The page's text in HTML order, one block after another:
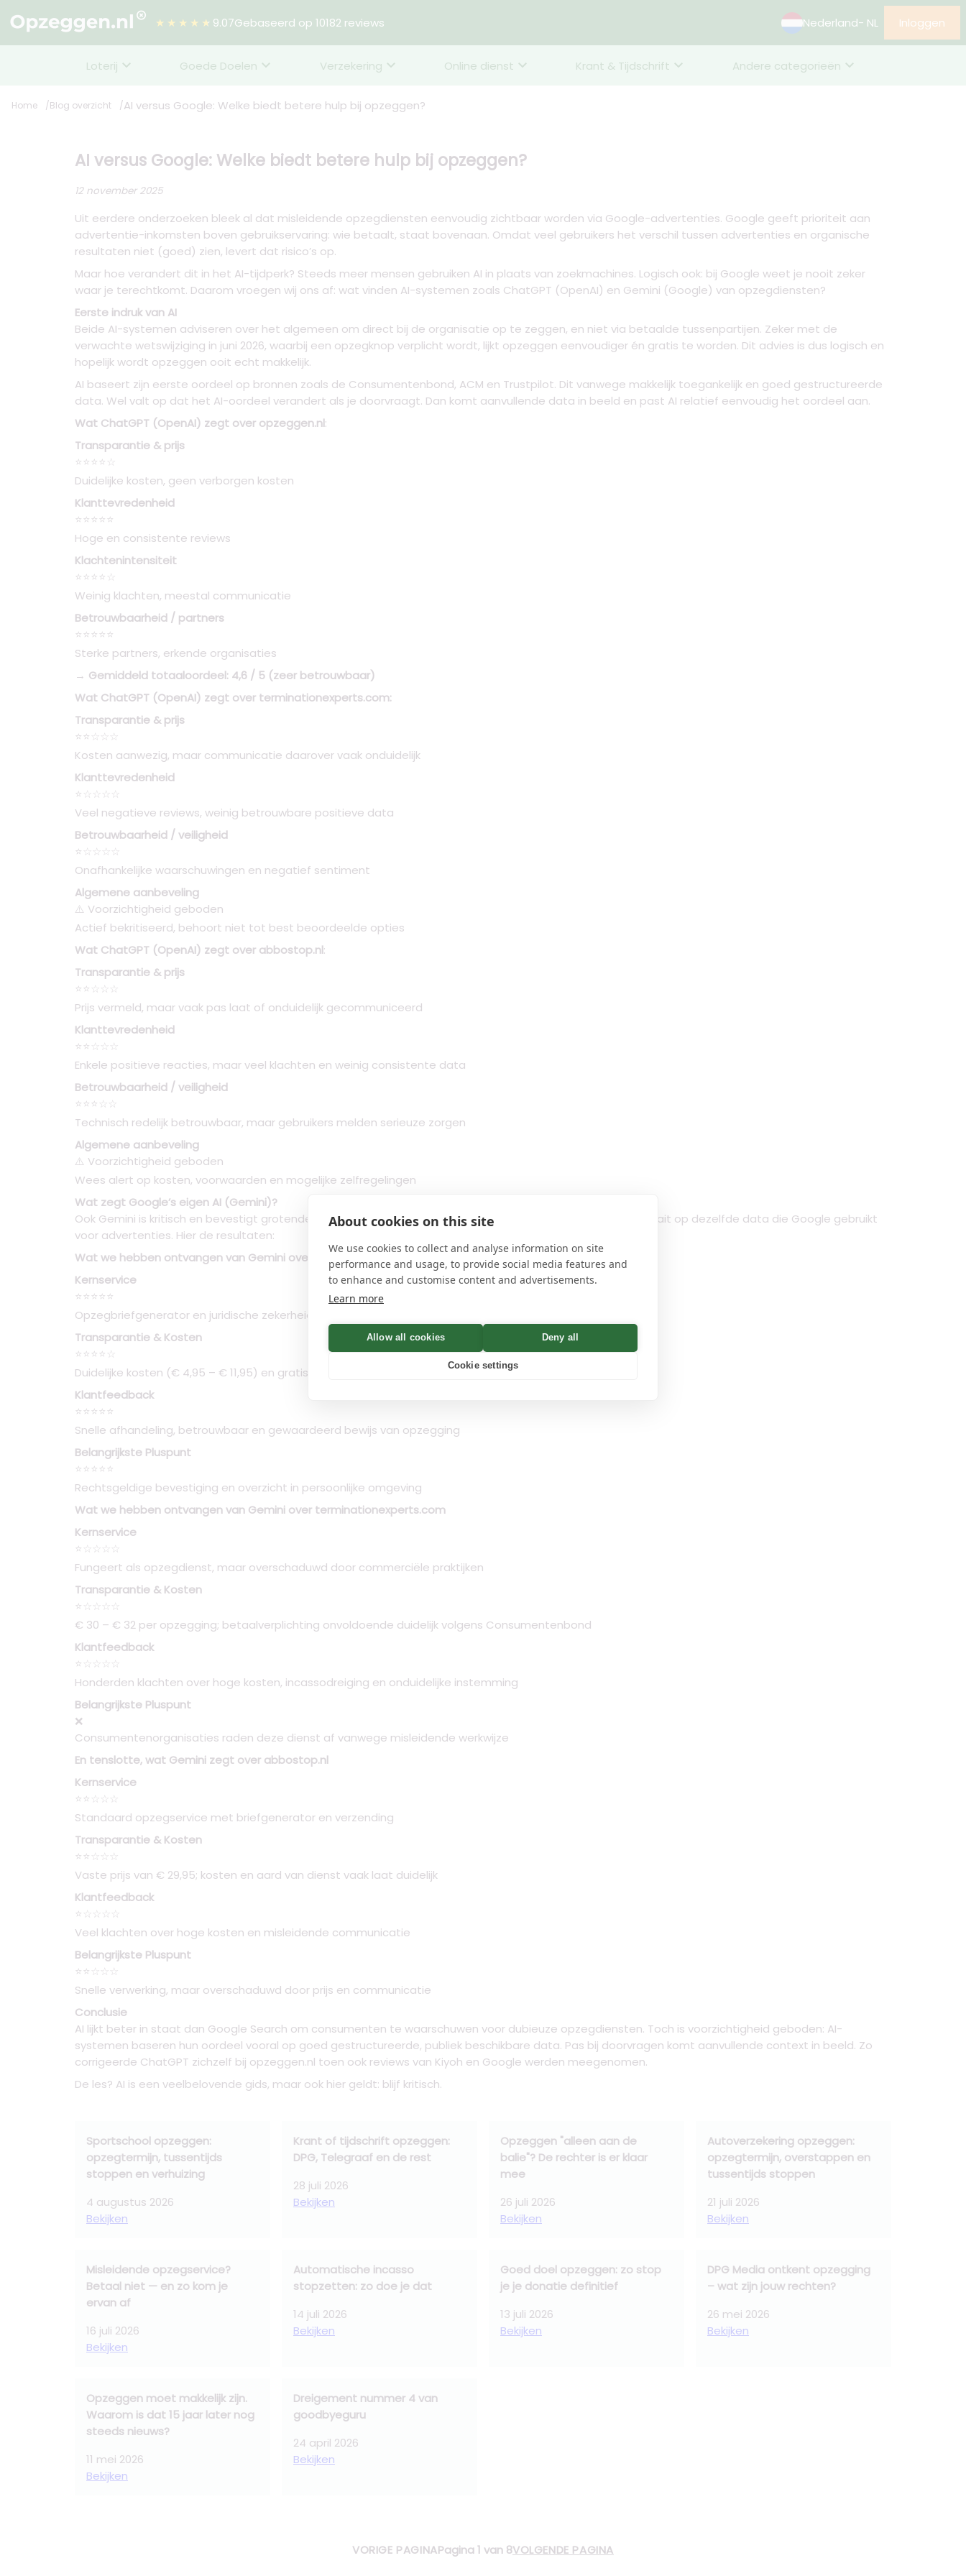
About cookies on this site
We use cookies to collect and analyse information on site
performance and usage, to provide social media features and
to enhance and customise content and advertisements.
Learn more
Allow all cookies Deny all
Cookie settings
★★★★★ 9.07Gebaseerd op 10182 reviews Nederland- NL Inloggen
Loterij Goede Doelen Verzekering Online dienst Krant & Tijdschrift Andere categorieën
Home Blog overzicht AI versus Google: Welke biedt betere hulp bij opzeggen?
AI versus Google: Welke biedt betere hulp bij opzeggen?
12 november 2025
Uit eerdere onderzoeken bleek al dat misleidende opzegdiensten eenvoudig zichtbaar worden via Google-advertenties. Google geeft prioriteit aan
advertentie-inkomsten boven gebruikservaring: wie betaalt, staat bovenaan. Omdat veel gebruikers het verschil tussen advertenties en organische
resultaten niet (goed) zien, levert dat risico’s op.
Maar hoe verandert dit in het AI-tijdperk? Steeds meer mensen gebruiken AI in plaats van zoekmachines. Logisch ook: bij Google weet je nooit zeker
waar je terechtkomt. Daarom vroegen wij ons af: wat vinden AI-systemen zoals ChatGPT (OpenAI) en Gemini (Google) van opzegdiensten?
Eerste indruk van AI
Beide AI-systemen adviseren over het algemeen om direct bij de organisatie op te zeggen, en niet via betaalde tussenpartijen. Zeker met de
verwachte wetswijziging in juni 2026, waarbij een opzegknop verplicht wordt, lijkt opzeggen eenvoudiger én gratis te worden. Dit advies is dus logisch en
hopelijk wordt opzeggen ooit echt makkelijk.
AI baseert zijn eerste oordeel op bronnen zoals de Consumentenbond, ACM en Trustpilot. Dit vanwege makkelijk toegankelijk en goed gestructureerde
data. Wel valt op dat het AI-oordeel verandert als je doorvraagt. Dan komt aanvullende data in beeld en past AI relatief eenvoudig het oordeel aan.
Wat ChatGPT (OpenAI) zegt over opzeggen.nl:
Transparantie & prijs
⭐⭐⭐⭐☆
Duidelijke kosten, geen verborgen kosten
Klanttevredenheid
⭐⭐⭐⭐⭐
Hoge en consistente reviews
Klachtenintensiteit
⭐⭐⭐⭐☆
Weinig klachten, meestal communicatie
Betrouwbaarheid / partners
⭐⭐⭐⭐⭐
Sterke partners, erkende organisaties
→ Gemiddeld totaaloordeel: 4,6 / 5 (zeer betrouwbaar)
Wat ChatGPT (OpenAI) zegt over terminationexperts.com:
Transparantie & prijs
⭐⭐☆☆☆
Kosten aanwezig, maar communicatie daarover vaak onduidelijk
Klanttevredenheid
⭐☆☆☆☆
Veel negatieve reviews, weinig betrouwbare positieve data
Betrouwbaarheid / veiligheid
⭐☆☆☆☆
Onafhankelijke waarschuwingen en negatief sentiment
Algemene aanbeveling
⚠️ Voorzichtigheid geboden
Actief bekritiseerd, behoort niet tot best beoordeelde opties
Wat ChatGPT (OpenAI) zegt over abbostop.nl:
Transparantie & prijs
⭐⭐☆☆☆
Prijs vermeld, maar vaak pas laat of onduidelijk gecommuniceerd
Klanttevredenheid
⭐⭐☆☆☆
Enkele positieve reacties, maar veel klachten en weinig consistente data
Betrouwbaarheid / veiligheid
⭐⭐⭐☆☆
Technisch redelijk betrouwbaar, maar gebruikers melden serieuze zorgen
Algemene aanbeveling
⚠️ Voorzichtigheid geboden
Wees alert op kosten, voorwaarden en mogelijke zelfregelingen
Wat zegt Google’s eigen AI (Gemini)?
Ook Gemini is kritisch en bevestigt grotendeels het oordeel van ChatGPT. Interessant, aangezien Gemini draait op dezelfde data die Google gebruikt
voor advertenties. Hier de resultaten:
Wat we hebben ontvangen van Gemini over opzeggen.nl:
Kernservice
⭐⭐⭐⭐⭐
Opzegbriefgenerator en juridische zekerheid via aangetekende verzending
Transparantie & Kosten
⭐⭐⭐⭐☆
Duidelijke kosten (€ 4,95 – € 11,95) en gratis downloadoptie
Klantfeedback
⭐⭐⭐⭐⭐
Snelle afhandeling, betrouwbaar en gewaardeerd bewijs van opzegging
Belangrijkste Pluspunt
⭐⭐⭐⭐⭐
Rechtsgeldige bevestiging en overzicht in persoonlijke omgeving
Wat we hebben ontvangen van Gemini over terminationexperts.com
Kernservice
⭐☆☆☆☆
Fungeert als opzegdienst, maar overschaduwd door commerciële praktijken
Transparantie & Kosten
⭐☆☆☆☆
€ 30 – € 32 per opzegging; betaalverplichting onvoldoende duidelijk volgens Consumentenbond
Klantfeedback
⭐☆☆☆☆
Honderden klachten over hoge kosten, incassodreiging en onduidelijke instemming
Belangrijkste Pluspunt
❌
Consumentenorganisaties raden deze dienst af vanwege misleidende werkwijze
En tenslotte, wat Gemini zegt over abbostop.nl
Kernservice
⭐⭐☆☆☆
Standaard opzegservice met briefgenerator en verzending
Transparantie & Kosten
⭐⭐☆☆☆
Vaste prijs van € 29,95; kosten en aard van dienst vaak laat duidelijk
Klantfeedback
⭐☆☆☆☆
Veel klachten over hoge kosten en misleidende communicatie
Belangrijkste Pluspunt
⭐⭐☆☆☆
Snelle verwerking, maar overschaduwd door prijs en communicatie
Conclusie
AI lijkt beter in staat dan Google Search om consumenten te waarschuwen voor dubieuze opzegdiensten. Toch is voorzichtigheid geboden: AI-
systemen baseren hun oordeel vooral op goed gestructureerde, publiek beschikbare data. Pas bij doorvragen komt aanvullende context in beeld. Zo
corrigeerde ChatGPT zichzelf bij opzeggen.nl toen ook reviews van Kiyoh en Google werden meegenomen.
De les? AI is een veelbelovende gids, maar ook hier geldt: blijf kritisch.
Sportschool opzeggen:
opzegtermijn, tussentijds
stoppen en verhuizing
4 augustus 2026
Bekijken
Krant of tijdschrift opzeggen:
DPG, Telegraaf en de rest
28 juli 2026
Bekijken
Opzeggen "alleen aan de
balie"? De rechter is er klaar
mee
26 juli 2026
Bekijken
Autoverzekering opzeggen:
opzegtermijn, overstappen en
tussentijds stoppen
21 juli 2026
Bekijken
Misleidende opzegservice?
Betaal niet — en zo kom je
ervan af
16 juli 2026
Bekijken
Automatische incasso
stopzetten: zo doe je dat
14 juli 2026
Bekijken
Goed doel opzeggen: zo stop
je je donatie definitief
13 juli 2026
Bekijken
DPG Media ontkent opzegging
– wat zijn jouw rechten?
26 mei 2026
Bekijken
Opzeggen moet makkelijk zijn.
Waarom is dat 15 jaar later nog
steeds nieuws?
11 mei 2026
Bekijken
Dreigement nummer 4 van
goodbyeguru
24 april 2026
Bekijken
VORIGE PAGINAPagina 1 van 8VOLGENDE PAGINA